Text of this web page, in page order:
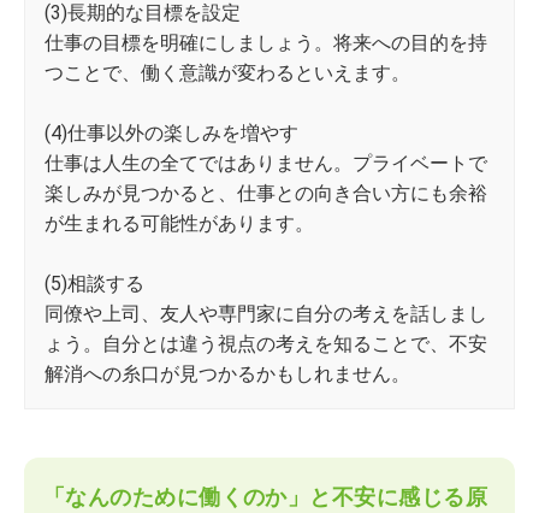
(3)長期的な目標を設定
仕事の目標を明確にしましょう。将来への目的を持
つことで、働く意識が変わるといえます。
(4)仕事以外の楽しみを増やす
仕事は人生の全てではありません。プライベートで
楽しみが見つかると、仕事との向き合い方にも余裕
が生まれる可能性があります。
(5)相談する
同僚や上司、友人や専門家に自分の考えを話しまし
ょう。自分とは違う視点の考えを知ることで、不安
解消への糸口が見つかるかもしれません。
「なんのために働くのか」と不安に感じる原